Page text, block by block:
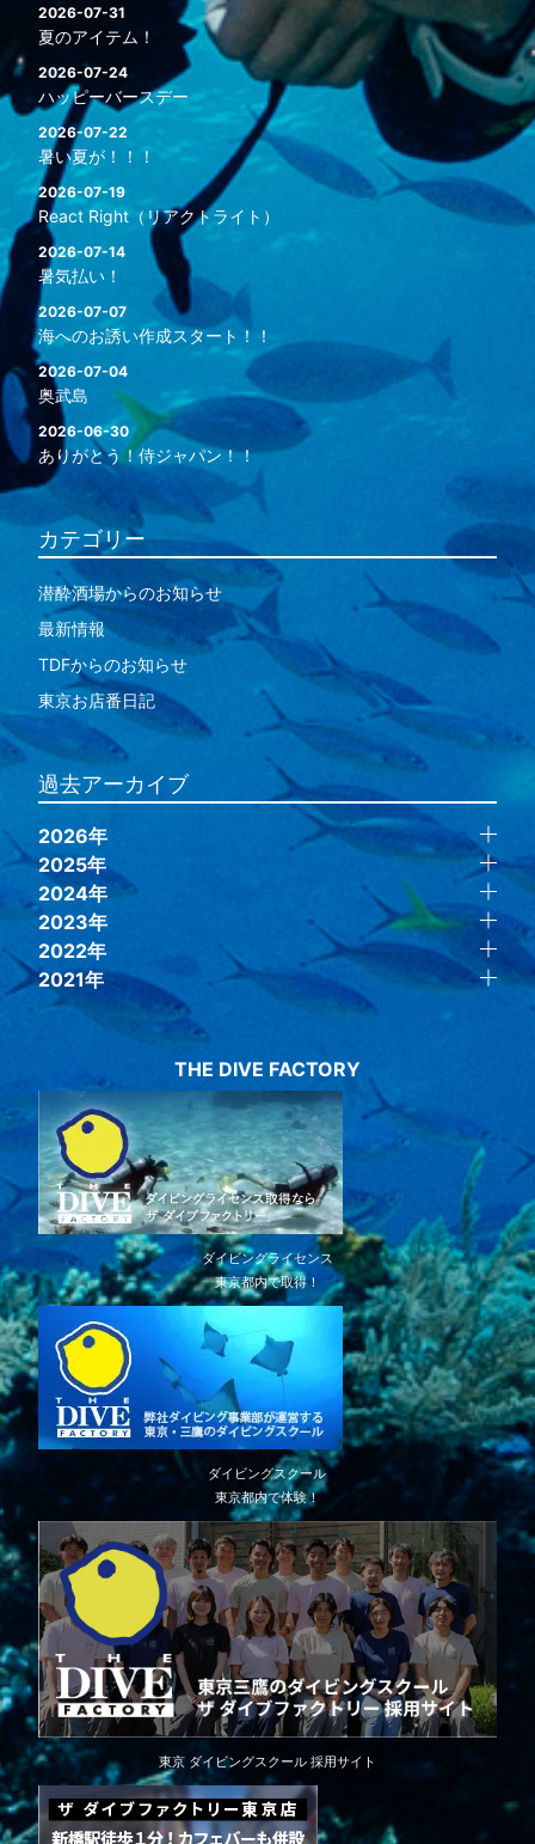
2026-07-31
夏のアイテム！
2026-07-24
ハッピーバースデー
2026-07-22
暑い夏が！！！
2026-07-19
React Right（リアクトライト）
2026-07-14
暑気払い！
2026-07-07
海へのお誘い作成スタート！！
2026-07-04
奥武島
2026-06-30
ありがとう！侍ジャパン！！
カテゴリー
潜酔酒場からのお知らせ
最新情報
TDFからのお知らせ
東京お店番日記
過去アーカイブ
2026年
2025年
2024年
2023年
2022年
2021年
THE DIVE FACTORY
ダイビングライセンス
東京都内で取得！
ダイビングスクール
東京都内で体験！
東京 ダイビングスクール 採用サイト